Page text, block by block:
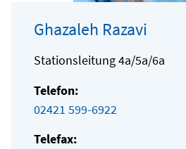
Ghazaleh Razavi
Stationsleitung 4a/5a/6a
Telefon:
02421 599-6922
Telefax: